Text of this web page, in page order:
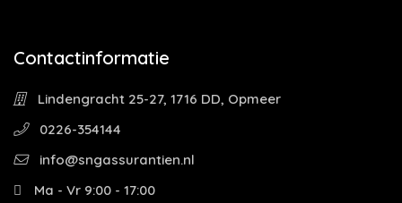
Contactinformatie
Lindengracht 25-27, 1716 DD, Opmeer
0226-354144
info@sngassurantien.nl
Ma - Vr 9:00 - 17:00